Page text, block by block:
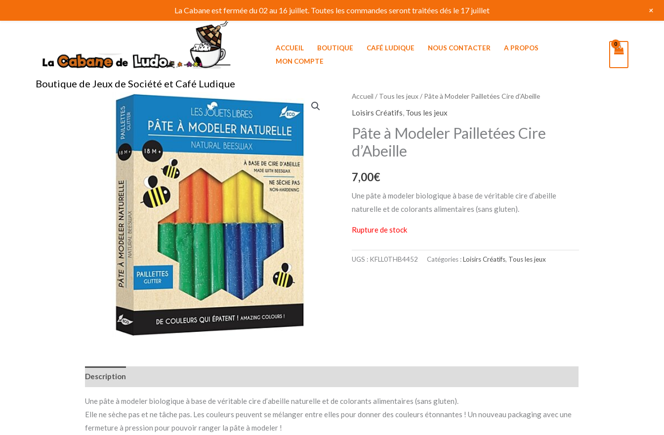
au
Boutique de Jeux de Société et Café Ludique
ACCUEIL BOUTIQUE CAFÉ LUDIQUE NOUS CONTACTER
A PROPOS
MON COMPTE
Accueil / Tous les jeux/ Pâte à Modeler Pailletées Cire d’Abeille
Loisirs Créatifs, Tous les jeux
Pâte à Modeler Pailletées Cire
d’Abeille
7,00€
Une pâte à modeler biologique à base de véritable cire d’abeille
naturelle et de colorants alimentaires (sans gluten).
Rupture de stock
UGS : KFLL0THB4452 Catégories :Loisirs Créatifs, Tous les jeux
Description
Une pâte à modeler biologique à base de véritable cire d’abeille naturelle et de colorants alimentaires (sans gluten).
Elle ne sèche pas et ne tâche pas. Les couleurs peuvent se mélanger entre elles pour donner des couleurs étonnantes ! Un nouveau packaging avec une
fermeture à pression pour pouvoir ranger la pâte à modeler !
La Cabane est fermée du 02 au 16 juillet. Toutes les commandes seront traitées dés le 17 juillet +